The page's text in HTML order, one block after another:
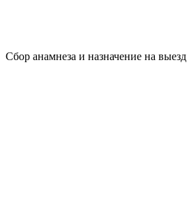
Сбор анамнеза и назначение на выезд